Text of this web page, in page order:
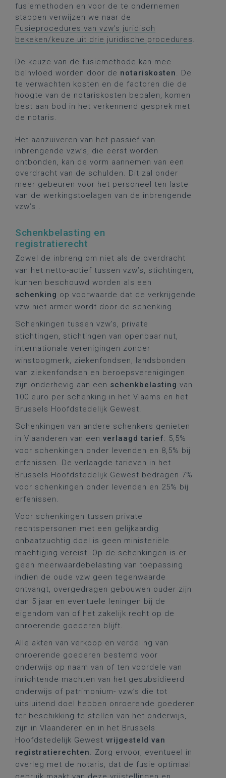
fusiemethoden en voor de te ondernemen
stappen verwijzen we naar de
Fusieprocedures van vzw's juridisch
bekeken/keuze uit drie juridische procedures.
De keuze van de fusiemethode kan mee
beïnvloed worden door de notariskosten. De
te verwachten kosten en de factoren die de
hoogte van de notariskosten bepalen, komen
best aan bod in het verkennend gesprek met
de notaris.
Het aanzuiveren van het passief van
inbrengende vzw’s, die eerst worden
ontbonden, kan de vorm aannemen van een
overdracht van de schulden. Dit zal onder
meer gebeuren voor het personeel ten laste
van de werkingstoelagen van de inbrengende
vzw’s .
Schenkbelasting en
registratierecht
Zowel de inbreng om niet als de overdracht
van het netto-actief tussen vzw’s, stichtingen,
kunnen beschouwd worden als een
schenking op voorwaarde dat de verkrijgende
vzw niet armer wordt door de schenking.
Schenkingen tussen vzw’s, private
stichtingen, stichtingen van openbaar nut,
internationale verenigingen zonder
winstoogmerk, ziekenfondsen, landsbonden
van ziekenfondsen en beroepsverenigingen
zijn onderhevig aan een schenkbelasting van
100 euro per schenking in het Vlaams en het
Brussels Hoofdstedelijk Gewest.
Schenkingen van andere schenkers genieten
in Vlaanderen van een verlaagd tarief: 5,5%
voor schenkingen onder levenden en 8,5% bij
erfenissen. De verlaagde tarieven in het
Brussels Hoofdstedelijk Gewest bedragen 7%
voor schenkingen onder levenden en 25% bij
erfenissen.
Voor schenkingen tussen private
rechtspersonen met een gelijkaardig
onbaatzuchtig doel is geen ministeriële
machtiging vereist. Op de schenkingen is er
geen meerwaardebelasting van toepassing
indien de oude vzw geen tegenwaarde
ontvangt, overgedragen gebouwen ouder zijn
dan 5 jaar en eventuele leningen bij de
eigendom van of het zakelijk recht op de
onroerende goederen blijft.
Alle akten van verkoop en verdeling van
onroerende goederen bestemd voor
onderwijs op naam van of ten voordele van
inrichtende machten van het gesubsidieerd
onderwijs of patrimonium- vzw’s die tot
uitsluitend doel hebben onroerende goederen
ter beschikking te stellen van het onderwijs,
zijn in Vlaanderen en in het Brussels
Hoofdstedelijk Gewest vrijgesteld van
registratierechten. Zorg ervoor, eventueel in
overleg met de notaris, dat de fusie optimaal